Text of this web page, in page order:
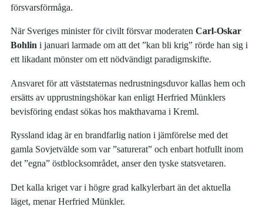
försvarsförmåga.
När Sveriges minister för civilt försvar moderatenCarl-Oskar
Bohlin i januari larmade om att det ”kan bli krig” rörde han sig i
ett likadant mönster om ett nödvändigt paradigmskifte.
Ansvaret för att väststaternas nedrustningsduvor kallas hem och
ersätts av upprustningshökar kan enligt Herfried Münklers
bevisföring endast sökas hos makthavarna i Kreml.
Ryssland idag är en brandfarlig nation i jämförelse med det
gamla Sovjetvälde som var ”saturerat” och enbart hotfullt inom
det ”egna” östblocksområdet, anser den tyske statsvetaren.
Det kalla kriget var i högre grad kalkylerbart än det aktuella
läget, menar Herfried Münkler.